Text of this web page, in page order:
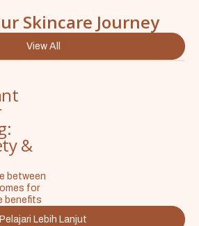
Skincare Journey
View All
&
between
for
benefits
Pelajari Lebih Lanjut